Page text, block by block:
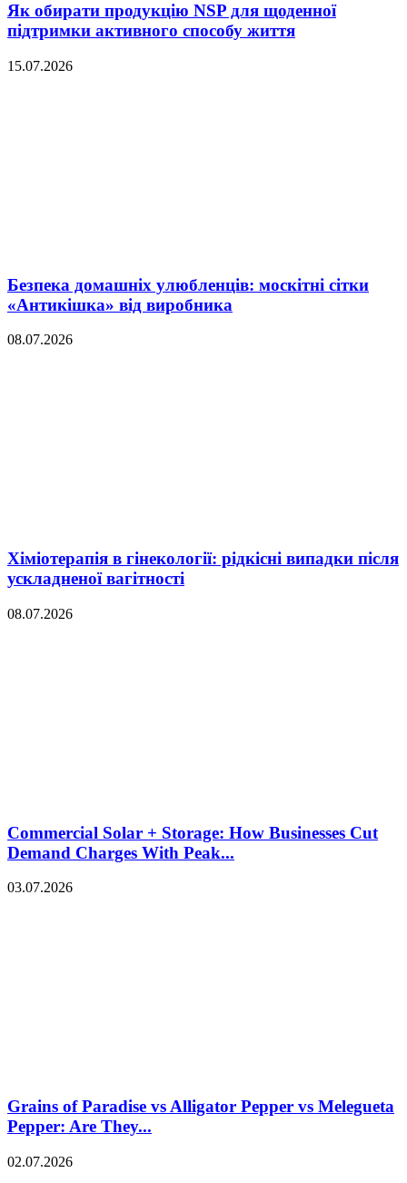
Як обирати продукцію NSP для щоденної
підтримки активного способу життя
15.07.2026
Безпека домашніх улюбленців: москітні сітки
«Антикішка» від виробника
08.07.2026
Хіміотерапія в гінекології: рідкісні випадки після
ускладненої вагітності
08.07.2026
Commercial Solar + Storage: How Businesses Cut
Demand Charges With Peak...
03.07.2026
Grains of Paradise vs Alligator Pepper vs Melegueta
Pepper: Are They...
02.07.2026